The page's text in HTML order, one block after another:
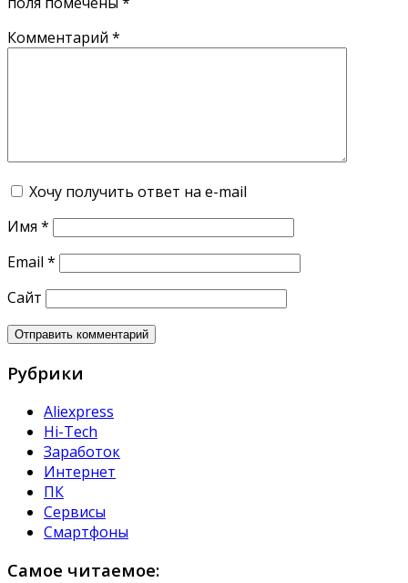
Комментарий *
Хочу получить ответ на e-mail
Имя *
Email *
Сайт
Рубрики
Aliexpress
Hi-Tech
Заработок
Интернет
ПК
Сервисы
Смартфоны
Самое читаемое: